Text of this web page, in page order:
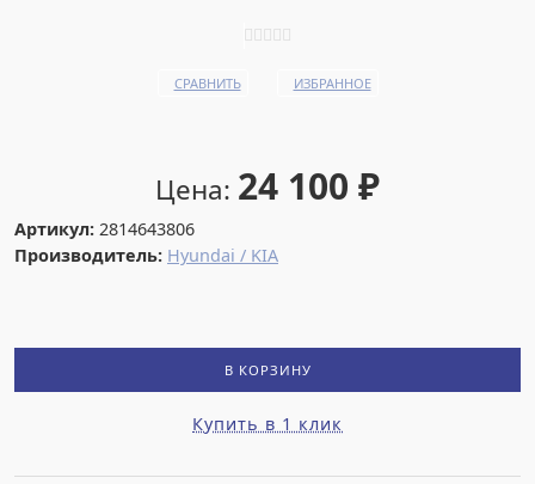
СРАВНИТЬ ИЗБРАННОЕ
Цена: 24 100 ₽
Артикул: 2814643806
Производитель: Hyundai / KIA
В КОРЗИНУ
Купить в 1 клик